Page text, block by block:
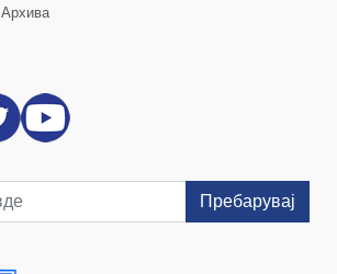
Архива
Пребарувај